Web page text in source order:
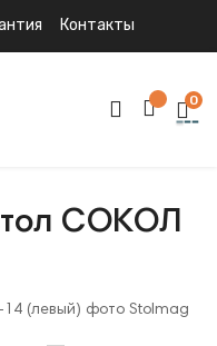
Контакты
0
СОКОЛ